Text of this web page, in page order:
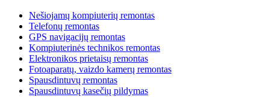
Nešiojamų kompiuterių remontas
Telefonų remontas
GPS navigacijų remontas
Kompiuterinės technikos remontas
Elektronikos prietaisų remontas
Fotoaparatų, vaizdo kamerų remontas
Spausdintuvų remontas
Spausdintuvų kasečių pildymas